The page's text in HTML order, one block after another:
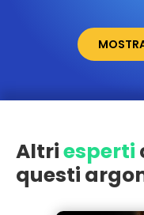
Altriesperti
questi